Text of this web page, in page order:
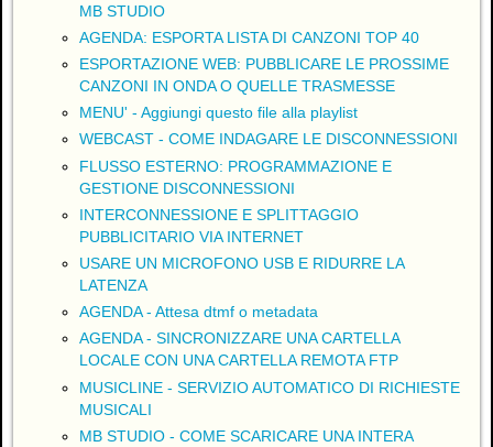
MB STUDIO
AGENDA: ESPORTA LISTA DI CANZONI TOP 40
ESPORTAZIONE WEB: PUBBLICARE LE PROSSIME
CANZONI IN ONDA O QUELLE TRASMESSE
MENU' - Aggiungi questo file alla playlist
WEBCAST - COME INDAGARE LE DISCONNESSIONI
FLUSSO ESTERNO: PROGRAMMAZIONE E
GESTIONE DISCONNESSIONI
INTERCONNESSIONE E SPLITTAGGIO
PUBBLICITARIO VIA INTERNET
USARE UN MICROFONO USB E RIDURRE LA
LATENZA
AGENDA - Attesa dtmf o metadata
AGENDA - SINCRONIZZARE UNA CARTELLA
LOCALE CON UNA CARTELLA REMOTA FTP
MUSICLINE - SERVIZIO AUTOMATICO DI RICHIESTE
MUSICALI
MB STUDIO - COME SCARICARE UNA INTERA